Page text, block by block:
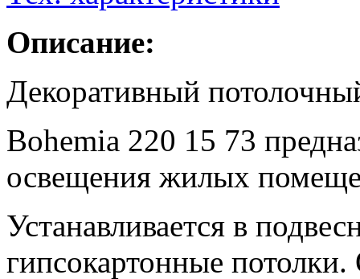
Описание:
Декоративный
Bohemia 220 15 73
освещения жилых
Устанавливается в
гипсокартонные